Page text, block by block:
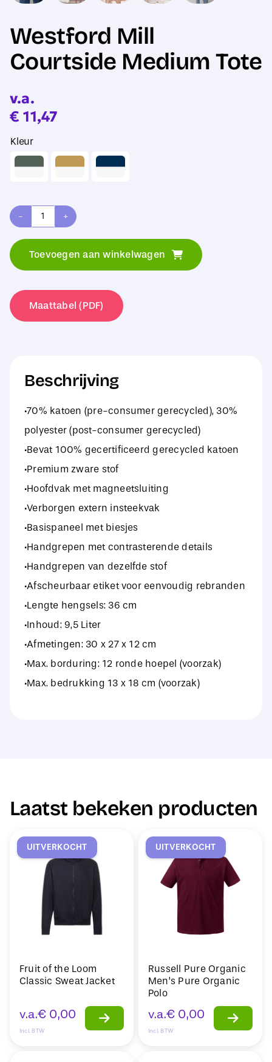
Westford Mill
Courtside Medium Tote
v.a.
€ 11,47
Kleur
Westford
Courtside
Tote
aantal
Toevoegen aan winkelwagen
Maattabel (PDF)
Beschrijving
·70% katoen (pre-consumer gerecycled), 30%
polyester (post-consumer gerecycled)
·Bevat 100% gecertificeerd gerecycled katoen
·Premium zware stof
·Hoofdvak met magneetsluiting
·Verborgen extern insteekvak
·Basispaneel met biesjes
·Handgrepen met contrasterende details
·Handgrepen van dezelfde stof
·Afscheurbaar etiket voor eenvoudig rebranden
·Lengte hengsels: 36 cm
·Inhoud: 9,5 Liter
·Afmetingen: 30 x 27 x 12 cm
·Max. borduring: 12 ronde hoepel (voorzak)
·Max. bedrukking 13 x 18 cm (voorzak)
Laatst bekeken producten
UITVERKOCHT
Fruit of the Loom
Classic Sweat Jacket
v.a.€ 0,00
Incl. BTW
UITVERKOCHT
Russell Pure Organic
Men’s Pure Organic
Polo
v.a.€ 0,00
Incl. BTW